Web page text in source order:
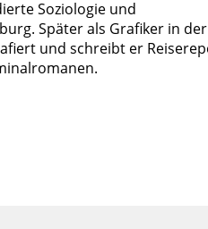
Soziologie und
Später als Grafiker in
und schreibt er